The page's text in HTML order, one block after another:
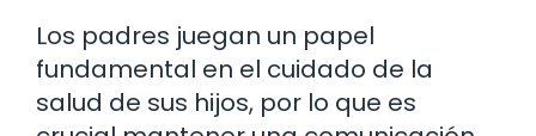
Los padres juegan un papel
fundamental en el cuidado de la
salud de sus hijos, por lo que es